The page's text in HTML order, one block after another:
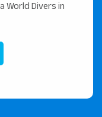
World Divers in